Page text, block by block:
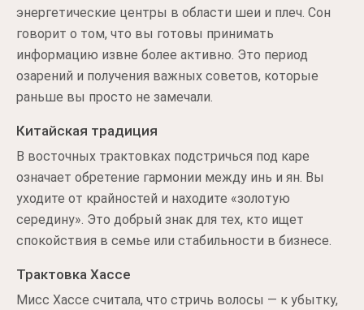
энергетические центры в области шеи и плеч. Сон
говорит о том, что вы готовы принимать
информацию извне более активно. Это период
озарений и получения важных советов, которые
раньше вы просто не замечали.
Китайская традиция
В восточных трактовках подстричься под каре
означает обретение гармонии между инь и ян. Вы
уходите от крайностей и находите «золотую
середину». Это добрый знак для тех, кто ищет
спокойствия в семье или стабильности в бизнесе.
Трактовка Хассе
Мисс Хассе считала, что стричь волосы — к убытку,